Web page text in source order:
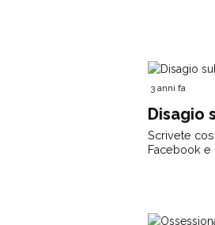
3 anni fa
Disagio
Scrivete
Facebook e